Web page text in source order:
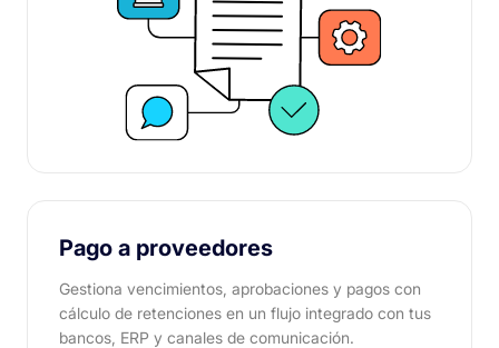
Pago a proveedores
Gestiona vencimientos, aprobaciones y pagos con
cálculo de retenciones en un flujo integrado con tus
bancos, ERP y canales de comunicación.